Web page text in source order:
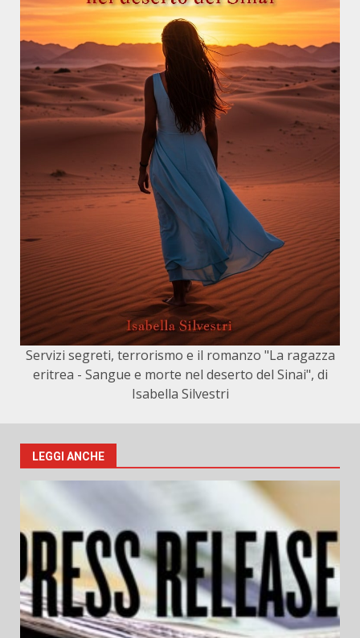
Servizi segreti, terrorismo e il romanzo "La ragazza
eritrea - Sangue e morte nel deserto del Sinai", di
Isabella Silvestri
LEGGI ANCHE